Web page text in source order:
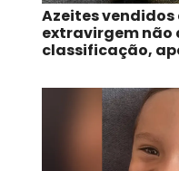
Azeites vendidos
extravirgem não
classificação,